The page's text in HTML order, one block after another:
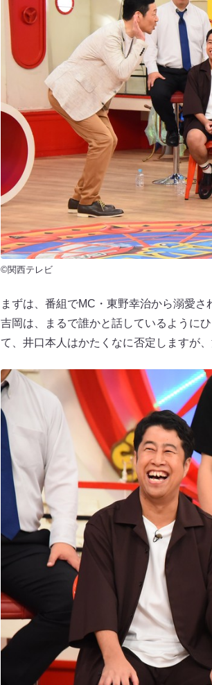
©関西テレビ
まずは、番組でMC・東野幸治から溺愛
吉岡は、まるで誰かと話しているように
て、井口本人はかたくなに否定しますが